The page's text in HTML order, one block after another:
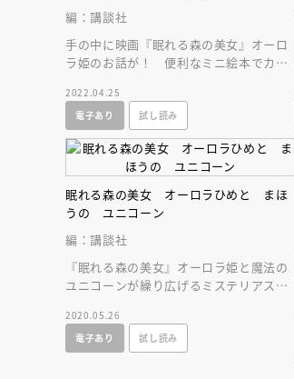
編：講談社
手の中に映画『眠れる森の美女』オーロ
ラ姫のお話が！ 便利なミニ絵本でカバ
も持ち運べます！
2022.04.25
電子あり
試し読み
眠れる森の美女 オーロラひめと まほ
うの ユニコーン
編：講談社
『眠れる森の美女』オーロラ姫と魔法の
ユニコーンが繰り広げるミステリアスな
魅力的です！
2020.05.26
電子あり
試し読み